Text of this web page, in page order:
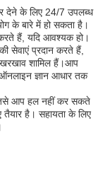
देने के लिए 24/7 उपलब्ध
के बारे में हो सकता है।
हैं, यदि आवश्यक हो।
सेवाएं प्रदान करते हैं,
शामिल हैं।आप
ज्ञान आधार तक
आप हल नहीं कर सकते
तैयार है। सहायता के लिए